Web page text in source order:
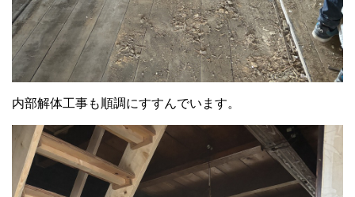
内部解体工事も順調にすすんでいます。